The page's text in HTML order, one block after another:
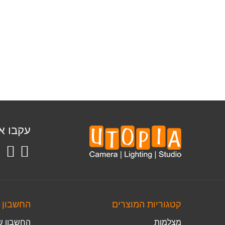
עקבו
קטגוריות המוצרים
מצלמות
החשבון
החשבון